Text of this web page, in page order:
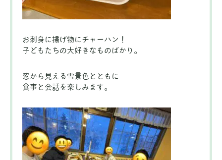
お刺身に揚げ物にチャーハン！
子どもたちの大好きなものばかり。
窓から見える雪景色とともに
食事と会話を楽しみます。